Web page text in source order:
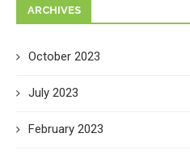
ARCHIVES
October 2023
July 2023
February 2023